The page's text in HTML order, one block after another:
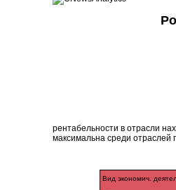
рентабельности в отрасли
максимальна среди
Вид экономич.